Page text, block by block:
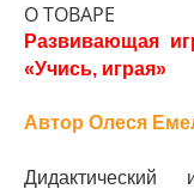
О ТОВАРЕ
Развивающая
«Учись, играя»
Автор Олеся
Дидактический